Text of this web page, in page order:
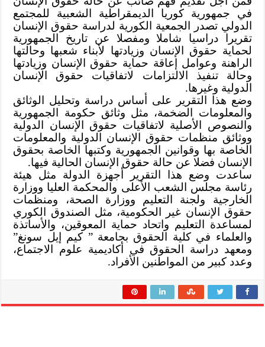
في جمهورية كوريا الديمقراطية الشعبية للمجتمع
الدولي تصدر الجمعية الكورية لدراسة حقوق الإنسان
تقريرا دراسيا شاملا ومفصلا عن تاريخ الجمهورية
لحماية حقوق الإنسان وزيادتها لأبناء شعبها وحالتها
الراهنة وعوامل إعاقة حماية حقوق الإنسان وزيادتها
وحالة تنفيذ الالتزامات لاتفاقيات حقوق الإنسان
الدولية وغيرها.
وضع هذا التقرير على أساس دراسة وتحليل الوثائق
والمعلومات الضخمة، مثل وثائق حكومة الجمهورية
والنصوص الأصلية لاتفاقيات حقوق الإنسان الدولية
ووثائق منظمات حقوق الإنسان الدولية والمعلومات
الخاصة بها وقوانين الجمهورية وكتبها الخاصة بحقوق
الإنسان فضلا عن حالة حقوق الإنسان الحالية فيها.
ساعدت وضع هذا التقرير أجهزة الدولة مثل هيئة
رئاسة مجلس الشعب الأعلى والمحكمة العليا ووزارة
الخارجية ولجنة التعليم ووزارة الصحة، ومنظمات
حقوق الإنسان غير الحكومية، مثل الصندوق الكوري
لمساعدة التعليم واتحاد حماية المعوقين، والأساتذة
والعلماء في كلية الحقوق بجامعة ” كيم إيل سونغ”
ومعهد دراسة الحقوق في أكاديمية علوم الاجتماع،
وعدد كبير من المواطنين الأفراد.